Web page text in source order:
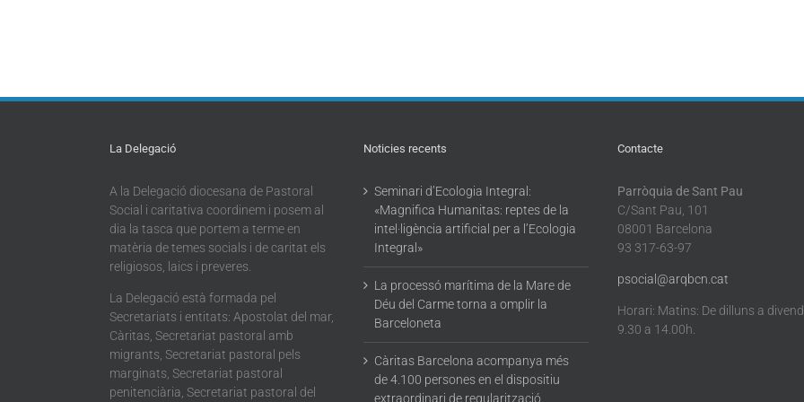
La Delegació
A la Delegació diocesana de Pastoral
Social i caritativa coordinem i posem al
dia la tasca que portem a terme en
matèria de temes socials i de caritat els
religiosos, laics i preveres.
La Delegació està formada pel
Secretariats i entitats: Apostolat del mar,
Càritas, Secretariat pastoral amb
migrants, Secretariat pastoral pels
marginats, Secretariat pastoral
penitenciària, Secretariat pastoral del
Noticies recents
Seminari d’Ecologia Integral:
«Magnifica Humanitas: reptes de la
intel·ligència artificial per a l’Ecologia
Integral»
La processó marítima de la Mare de
Déu del Carme torna a omplir la
Barceloneta
Càritas Barcelona acompanya més
de 4.100 persones en el dispositiu
extraordinari de regularització
Contacte
Parròquia de Sant Pau
C/Sant Pau, 101
08001 Barcelona
93 317-63-97
psocial@arqbcn.cat
Horari: Matins: De dilluns a
9.30 a 14.00h.